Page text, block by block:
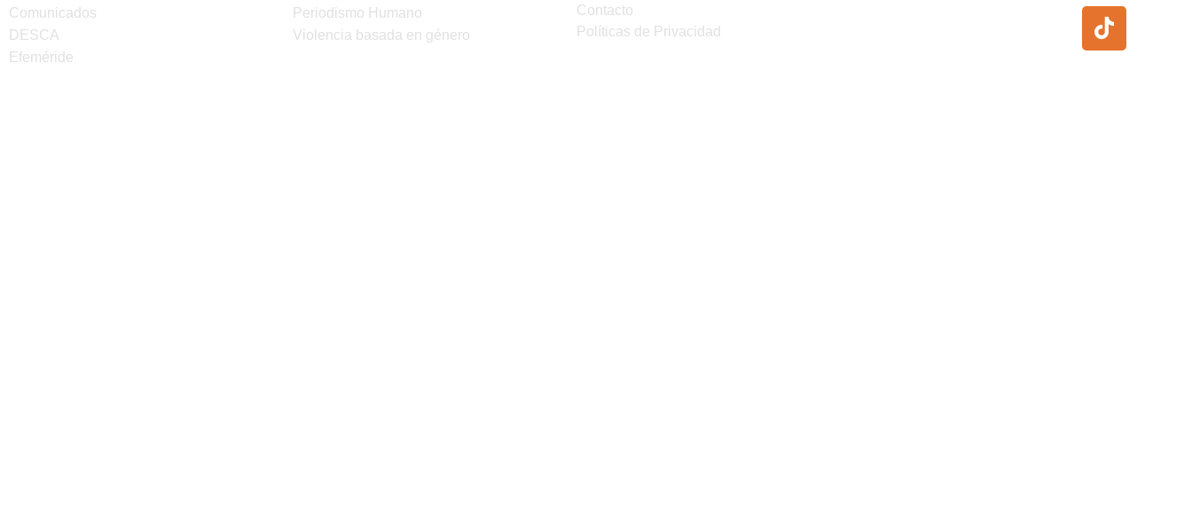
Comunicados
DESCA
Efeméride
Periodismo Humano
Violencia basada en género
Contacto
Políticas de Privacidad